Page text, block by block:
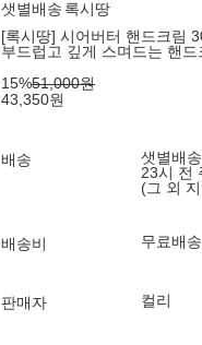
샛별배송 록시땅
[록시땅] 시어버터 핸드크림
부드럽고 깊게 스며드는 핸드
15%51,000원
43,350원
배송
샛별배
23시 전
(그 외
배송비 무료배송
판매자 컬리